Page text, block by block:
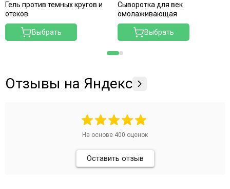
Гель против темных кругов и
отеков
Выбрать
Сыворотка для век
омолаживающая
Выбрать
Отзывы на Яндекс
На основе 400 оценок
Оставить отзыв